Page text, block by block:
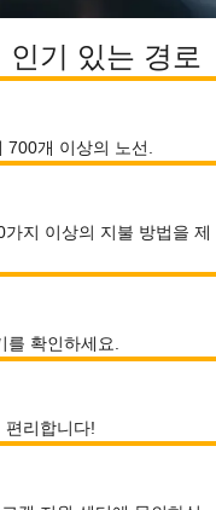
기 있는 경로
개 이상의 노선.
지 이상의 지불 방법을 제
확인하세요.
편리합니다!